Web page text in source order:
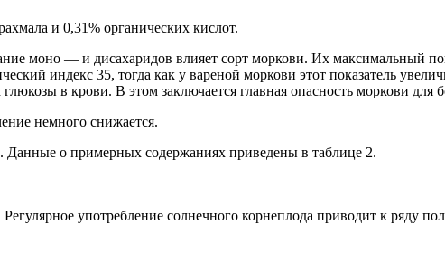
и 0,31% органических кислот.
моно — и дисахаридов влияет сорт моркови. Их максимальный
индекс 35, тогда как у вареной моркови этот показатель
в крови. В этом заключается главная опасность моркови для
немного снижается.
Данные о примерных содержаниях приведены в таблице 2.
употребление солнечного корнеплода приводит к ряду